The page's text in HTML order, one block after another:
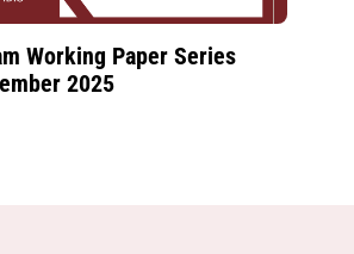
Working Paper Series
2025